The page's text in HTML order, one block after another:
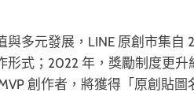
多元發展，LINE 原創市集自
形式；2022 年，獎勵制度更
創作者，將獲得「原創貼